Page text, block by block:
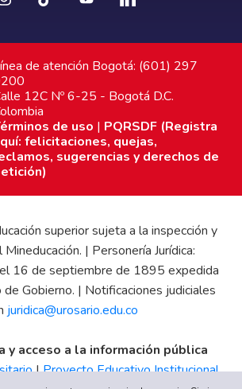
de atención Bogotá: (601) 297
12C Nº 6-25 - Bogotá D.C.
de uso | PQRSDF (Registra
felicitaciones, quejas,
sugerencias y derechos de
superior sujeta a la inspección y
| Personería Jurídica:
16 de septiembre de 1895 expedida
Gobierno. | Notificaciones judiciales
juridica@urosario.edu.co
y acceso a la información pública
|Proyecto Educativo Institucional